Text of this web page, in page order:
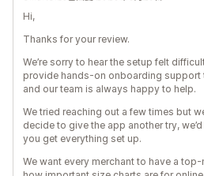
Hi,
Thanks for your review.
We’re sorry to hear the setup felt
provide hands-on onboarding support
and our team is always happy to help.
We tried reaching out a few times but
decide to give the app another try,
you get everything set up.
We want every merchant to have a